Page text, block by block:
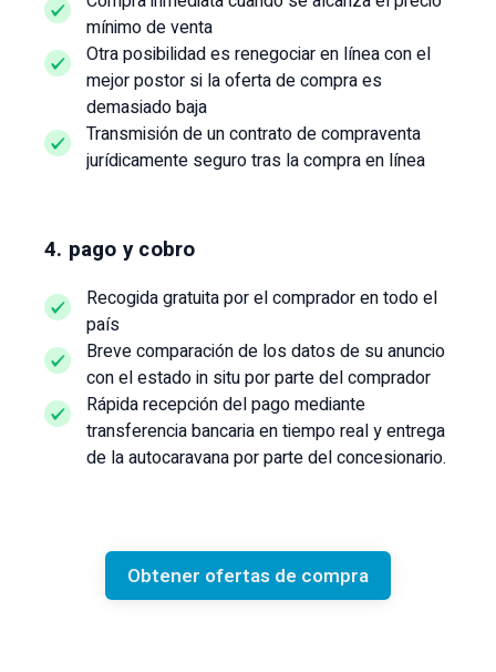
mínimo de venta
Otra posibilidad es renegociar en línea con el
mejor postor si la oferta de compra es
demasiado baja
Transmisión de un contrato de compraventa
jurídicamente seguro tras la compra en línea
4. pago y cobro
Recogida gratuita por el comprador en todo el
país
Breve comparación de los datos de su anuncio
con el estado in situ por parte del comprador
Rápida recepción del pago mediante
transferencia bancaria en tiempo real y entrega
de la autocaravana por parte del concesionario.
Obtener ofertas de compra